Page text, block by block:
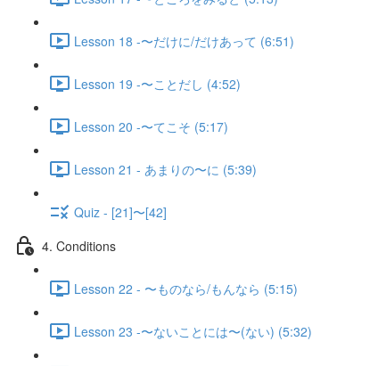
Lesson 18 -〜だけに/だけあって (6:51)
Lesson 19 -〜ことだし (4:52)
Lesson 20 -〜てこそ (5:17)
Lesson 21 - あまりの〜に (5:39)
Quiz - [21]〜[42]
4. Conditions
Lesson 22 - 〜ものなら/もんなら (5:15)
Lesson 23 -〜ないことには〜(ない) (5:32)